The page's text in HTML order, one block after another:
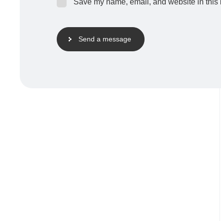
Save my name, email, and website in
Send a message